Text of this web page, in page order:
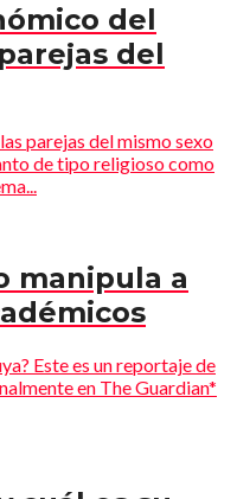
del
del
parejas del mismo sexo
de tipo religioso como
manipula a
Este es un reportaje de
en The Guardian*